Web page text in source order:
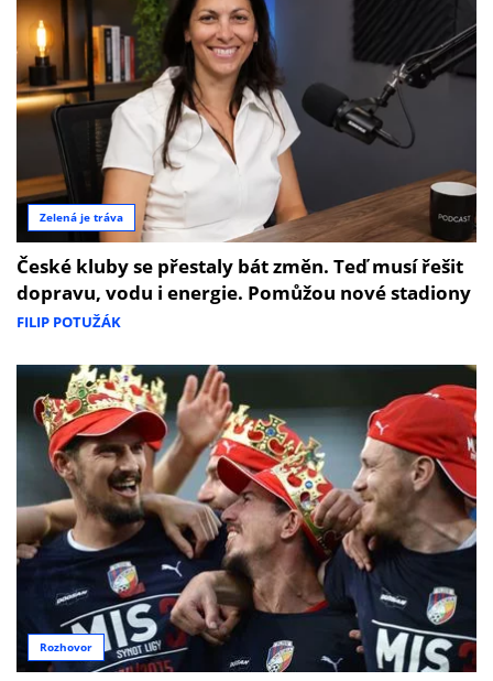
Zelená je tráva
České kluby se přestaly bát změn. Teď musí řešit
dopravu, vodu i energie. Pomůžou nové stadiony
FILIP POTUŽÁK
Rozhovor